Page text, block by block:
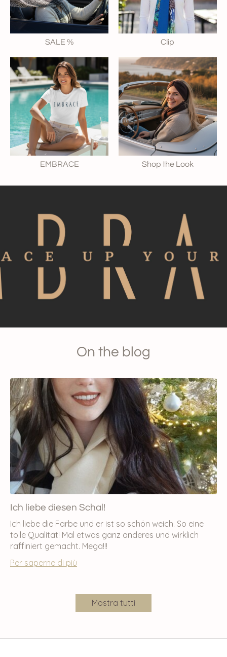
SALE % Clip
EMBRACE Shop the Look
On the blog
Ich liebe diesen Schal!
Ich liebe die Farbe und er ist so schön weich. So eine
tolle Qualität! Mal etwas ganz anderes und wirklich
raffiniert gemacht. Mega!!!
Per saperne di più
Mostra tutti